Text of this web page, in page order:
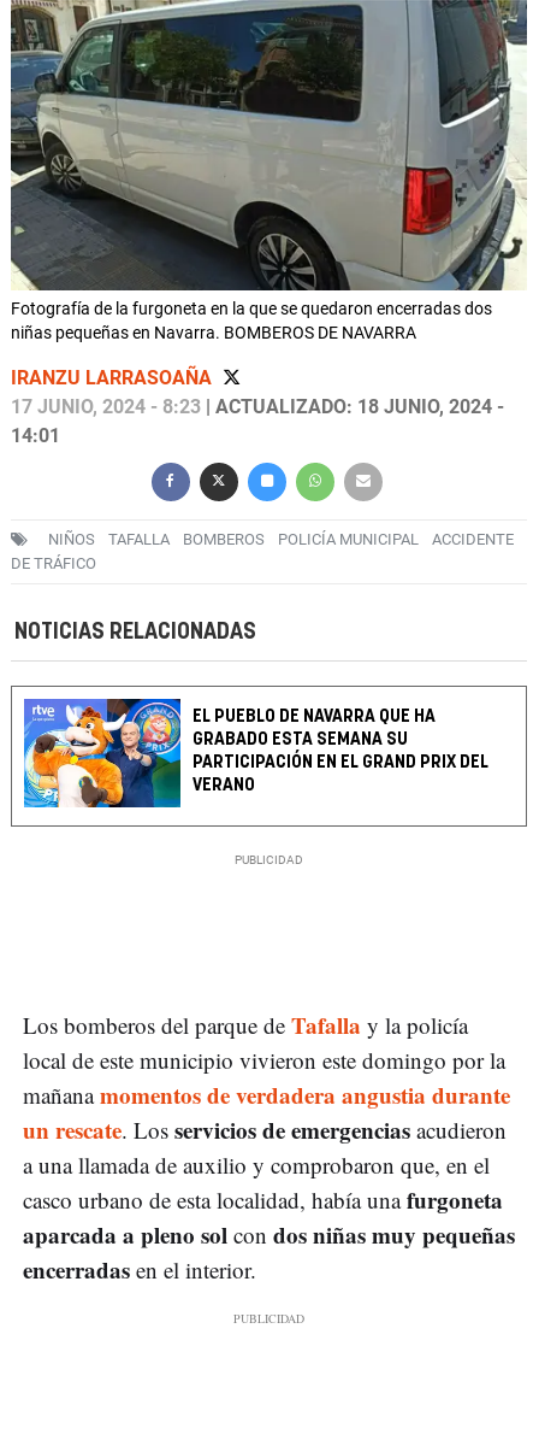
Fotografía de la furgoneta en la que se quedaron encerradas dos
niñas pequeñas en Navarra. BOMBEROS DE NAVARRA
IRANZU LARRASOAÑA
17 JUNIO, 2024 - 8:23 | ACTUALIZADO: 18 JUNIO, 2024 -
14:01
NIÑOS TAFALLA BOMBEROS POLICÍA MUNICIPAL
ACCIDENTE
DE TRÁFICO
NOTICIAS RELACIONADAS
EL PUEBLO DE NAVARRA QUE HA
GRABADO ESTA SEMANA SU
PARTICIPACIÓN EN EL GRAND PRIX DEL
VERANO
Los bomberos del parque de Tafalla y la policía
local de este municipio vivieron este domingo por la
mañanamomentos de verdadera angustia durante
un rescate. Los servicios de emergencias acudieron
a una llamada de auxilio y comprobaron que, en el
casco urbano de esta localidad, había unafurgoneta
aparcada a pleno sol con dos niñas muy pequeñas
encerradas en el interior.